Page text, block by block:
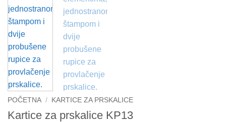
POČETNA / KARTICE ZA PRSKALICE
Kartice za prskalice KP13